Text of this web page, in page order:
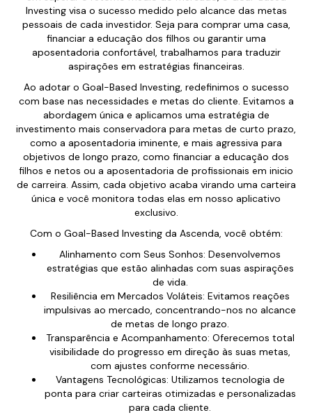
Investing visa o sucesso medido pelo alcance das metas
pessoais de cada investidor. Seja para comprar uma casa,
financiar a educação dos filhos ou garantir uma
aposentadoria confortável, trabalhamos para traduzir
aspirações em estratégias financeiras.
Ao adotar o Goal-Based Investing, redefinimos o sucesso
com base nas necessidades e metas do cliente. Evitamos a
abordagem única e aplicamos uma estratégia de
investimento mais conservadora para metas de curto prazo,
como a aposentadoria iminente, e mais agressiva para
objetivos de longo prazo, como financiar a educação dos
filhos e netos ou a aposentadoria de profissionais em inicio
de carreira. Assim, cada objetivo acaba virando uma carteira
única e você monitora todas elas em nosso aplicativo
exclusivo.
Com o Goal-Based Investing da Ascenda, você obtém:
Alinhamento com Seus Sonhos: Desenvolvemos
estratégias que estão alinhadas com suas aspirações
de vida.
Resiliência em Mercados Voláteis: Evitamos reações
impulsivas ao mercado, concentrando-nos no alcance
de metas de longo prazo.
Transparência e Acompanhamento: Oferecemos total
visibilidade do progresso em direção às suas metas,
com ajustes conforme necessário.
Vantagens Tecnológicas: Utilizamos tecnologia de
ponta para criar carteiras otimizadas e personalizadas
para cada cliente.